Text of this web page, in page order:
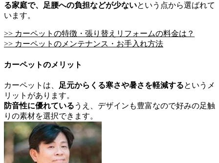
る家庭で、足腰への負担などが少ないという点から選ばれて
います。
>> カーペットの特徴・張り替えリフォームの料金は？
>> カーペットのメンテナンス・お手入れ方法
カーペットのメリット
カーペットは、 足元からくる寒さや暑さを軽減するというメ
リットがあります。
防音性に優れている うえ、デザインも豊富なので好みの足触
りの素材を選択できます。